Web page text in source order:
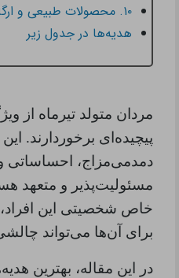
۱۰. محصولات طبیعی و ارگانیک
هدیه‌ها در جدول زیر
مردان متولد تیرماه از
پیچیده‌ای برخوردارند.
دمدمی‌مزاج، احساساتی
مسئولیت‌پذیر و متعهد
خاص شخصیتی این
برای آن‌ها می‌تواند
در این مقاله، بهترین